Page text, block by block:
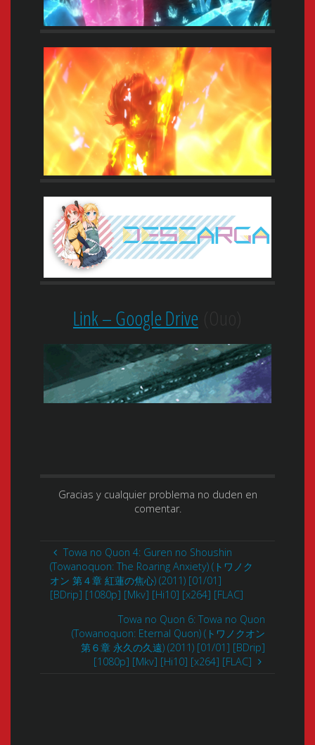
Link – Google Drive
Gracias y cualquier problema no duden en
comentar.
Towa no Quon 4: Guren no Shoushin
(Towanoquon: The Roaring Anxiety) (トワノク
オン 第４章 紅蓮の焦心) (2011) [01/01]
[BDrip] [1080p] [Mkv] [Hi10] [x264] [FLAC]
Towa no Quon 6: Towa no Quon
(Towanoquon: Eternal Quon) (トワノクオン
第６章 永久の久遠) (2011) [01/01] [BDrip]
[1080p] [Mkv] [Hi10] [x264] [FLAC]